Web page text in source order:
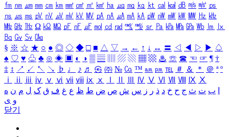
㎙ ㎚ ㎛ ㎜ ㎝ ㎞ ㎟ ㎠ ㎡ ㎢ ㏊ ㎍ ㎎ ㎏ ㏏ ㎈ ㎉ ㏈ ㎧ ㎨ ㎰
㎱ ㎲ ㎳ ㎴ ㎵ ㎶ ㎷ ㎸ ㎹ ㎀ ㎁ ㎂ ㎃ ㎄ ㎺ ㎻ ㎽ ㎾ ㎿ ㎐ ㎑
㎒ ㎓ ㎔ Ω ㏀ ㏁ ㎊ ㎋ ㎌ ㏖ ㏅ ㎭ ㎮ ㎯ ㏛ ㎩ ㎪ ㎫ ㎬ ㏝ ㏐
㏓
㏃ ㏉ ㏜ ㏆
§ ※ ☆ ★ ○ ● ◎ ◇ ◆ □ ■ △ ▽ → ← ↑ ↓ ↔ 〓 ◁ ◀ ▷ ▶ ♤
♠ ♡ ♥ ♧ ♣ ⊙ ◈ ▣ ◐ ◑ ▒ ▤ ▨ ▧ ▦ ▩ ♨ ☏ ☎ ☜ ☞ ¶ †
‡ ↕ ↗ ↙ ↖ ↘ ♭ ♩ ♪ ♬ ㉿ ㈜ № ㏇ ™ ㏂ ㏘ ℡ ＃ ＆ ＊ ＠ ª º
ⅰ
ⅱ ⅲ ⅳ ⅴ ⅵ ⅶ ⅷ ⅸ ⅹ Ⅳ Ⅴ Ⅵ Ⅶ Ⅷ Ⅸ Ⅹ
ب ت ث ج ح خ د ذ ر ز س ش ص ض ط ظ ع غ ف ق ک ل م ن ه
و ی
닫기